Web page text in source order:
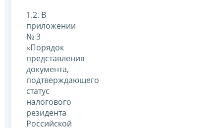
1.2. В
приложении
№ 3
«Порядок
представления
документа,
подтверждающего
статус
налогового
резидента
Российской